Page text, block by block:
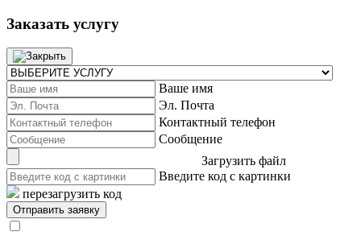
Заказать услугу
Ваше имя
Эл. Почта
Контактный телефон
Сообщение
Загрузить файл
Введите код с картинки
перезагрузить код